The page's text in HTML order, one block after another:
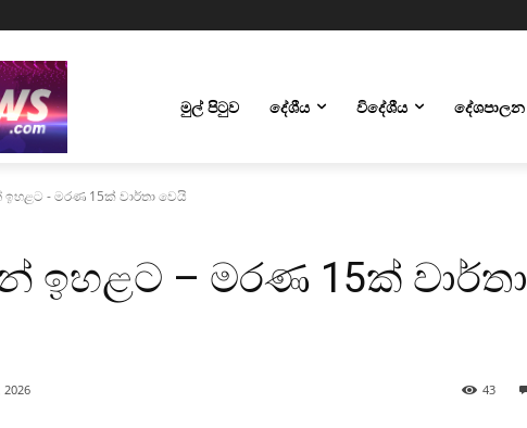
මුල් පිටුව දේශීය විදේශීය දේශපාලන
- මරණ 15ක් වාර්තා වෙයි
ඉහළට – මරණ 15ක් වාර්තා
2026 43